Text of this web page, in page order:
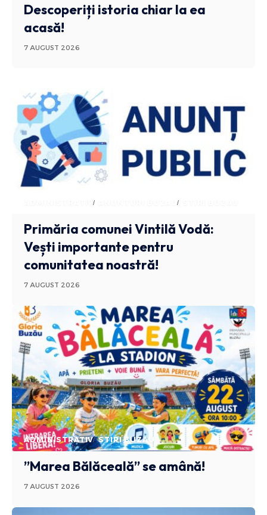
Descoperiți istoria chiar la ea
acasă!
7 AUGUST 2026
ADMINISTRATIV ANUNTURI BUZAU
Primăria comunei Vintilă Vodă:
Vești importante pentru
comunitatea noastră!
7 AUGUST 2026
ADMINISTRATIV STIRI BUZAU
”Marea Bălăceală” se amână!
7 AUGUST 2026